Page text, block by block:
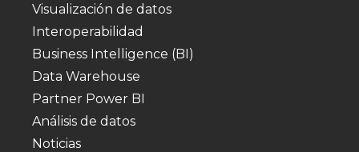
Visualización de datos
Interoperabilidad
Business Intelligence (BI)
Data Warehouse
Partner Power BI
Análisis de datos
Noticias